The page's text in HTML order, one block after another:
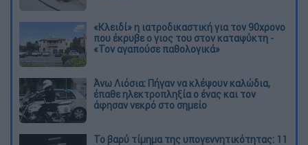
«Κλειδί» η ιατροδικαστική για τον 90χρονο
που έκρυβε ο γιος του στον καταψύκτη -
«Τον αγαπούσε παθολογικά»
Άνω Λιόσια: Πήγαν να κλέψουν καλώδια,
έπαθε ηλεκτροπληξία ο ένας και τον
άφησαν νεκρό στο σημείο
Το βαρύ τίμημα της υπογεννητικότητας: 11